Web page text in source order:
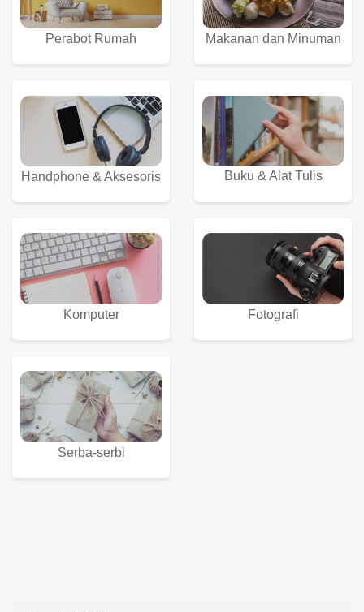
Perabot Rumah Makanan dan Minuman
Handphone & Aksesoris Buku & Alat Tulis
Komputer Fotografi
Serba-serbi